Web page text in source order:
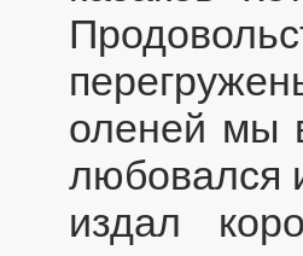
оленей мы
любовался
издал